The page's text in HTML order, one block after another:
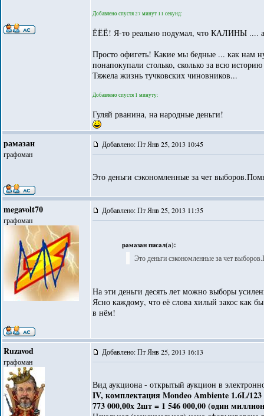
Добавлено спустя 27 минут 11 секунд:
ЁЁЁ! Я-то реально подумал, что КАЛИНЫ ....
Просто офигеть! Какие мы бедные ... как нам
понапокупали столько, сколько за всю
Тяжела жизнь тучковских чиновников...
Добавлено спустя 1 минуту:
Гуляй рванина, на народные деньги!
рамазан
графоман
Добавлено: Пт Янв 25, 2013 10:45
Это деньги сэкономленные за чет
megavolt70
графоман
Добавлено: Пт Янв 25, 2013 11:35
рамазан писал(а):
Это деньги сэкономленные за чет
На эти деньги десять лет можно выборы
Ясно каждому, что её слова хилый закос как
в нём!
Ruzavod
графоман
Добавлено: Пт Янв 25, 2013 16:13
Вид аукциона - открытый аукцион в
IV, комплектация Mondeo Ambiente 1.6L/
773 000,00х 2шт = 1 546 000,00 (один